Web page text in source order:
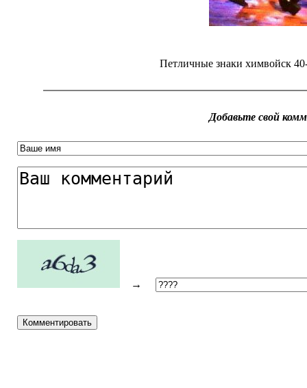
Петличные знаки химвойск
Добавьте свой
→